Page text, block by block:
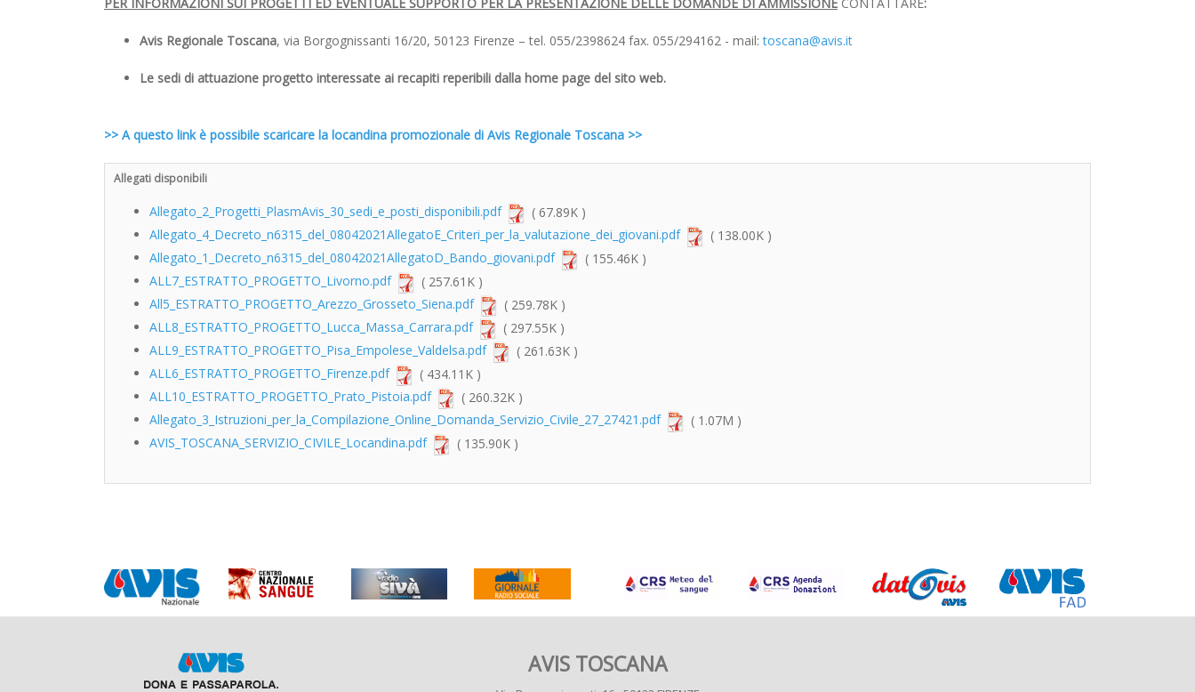
Avis Regionale Toscana, via Borgognissanti 16/20, 50123 Firenze – tel. 055/2398624 fax. 055/294162 - mail:toscana@avis.it
Le sedi di attuazione progetto interessate ai recapiti reperibili dalla home page del sito web.
>> A questo link è possibile scaricare la locandina promozionale di Avis Regionale Toscana >>
Allegati disponibili
Allegato_2_Progetti_PlasmAvis_30_sedi_e_posti_disponibili.pdf
( 67.89K )
Allegato_4_Decreto_n6315_del_08042021AllegatoE_Criteri_per_la_valutazione_dei_giovani.pdf
( 138.00K )
Allegato_1_Decreto_n6315_del_08042021AllegatoD_Bando_giovani.pdf
( 155.46K )
ALL7_ESTRATTO_PROGETTO_Livorno.pdf
( 257.61K )
All5_ESTRATTO_PROGETTO_Arezzo_Grosseto_Siena.pdf
( 259.78K )
ALL8_ESTRATTO_PROGETTO_Lucca_Massa_Carrara.pdf
( 297.55K )
ALL9_ESTRATTO_PROGETTO_Pisa_Empolese_Valdelsa.pdf
( 261.63K )
ALL6_ESTRATTO_PROGETTO_Firenze.pdf
( 434.11K )
ALL10_ESTRATTO_PROGETTO_Prato_Pistoia.pdf
( 260.32K )
Allegato_3_Istruzioni_per_la_Compilazione_Online_Domanda_Servizio_Civile_27_27421.pdf
( 1.07M )
AVIS_TOSCANA_SERVIZIO_CIVILE_Locandina.pdf
( 135.90K )
AVIS TOSCANA